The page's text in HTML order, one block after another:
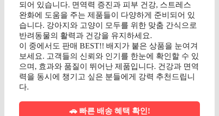
되어 있습니다. 면역력 증진과 피부 건강, 스트레스
완화에 도움을 주는 제품들이 다양하게 준비되어 있
습니다. 강아지와 고양이 모두를 위한 맞춤 간식으로
반려동물의 활력과 건강을 유지하세요.
이 중에서도 판매 BEST!! 배지가 붙은 상품을 눈여겨
보세요. 고객들의 신뢰와 인기를 한눈에 확인할 수 있
으며, 효과와 품질이 뛰어난 제품입니다. 건강과 면역
력을 동시에 챙기고 싶은 분들에게 강력 추천드립니
다.
🚗 빠른 배송 혜택 확인!